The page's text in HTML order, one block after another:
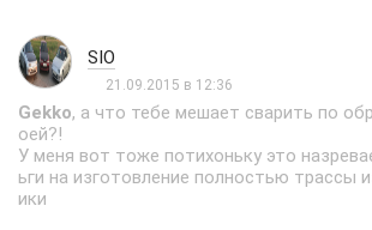
SIO
21.09.2015 в 12:36
Gekko, а что тебе мешает сварить по
оей?!
У меня вот тоже потихоньку это
ьги на изготовление полностью трассы
ики